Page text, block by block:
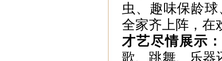
虫、趣味保龄
全家齐上阵，在
才艺尽情展示：
歌、跳舞、乐器